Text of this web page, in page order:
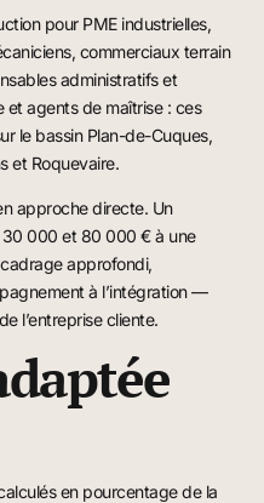
pour PME industrielles,
commerciaux terrain
administratifs et
et agents de maîtrise : ces
le bassin Plan-de-Cuques,
et Roquevaire.
approche directe. Un
30 000 et 80 000 € à une
approfondi,
à l’intégration —
l’entreprise cliente.
en pourcentage de la